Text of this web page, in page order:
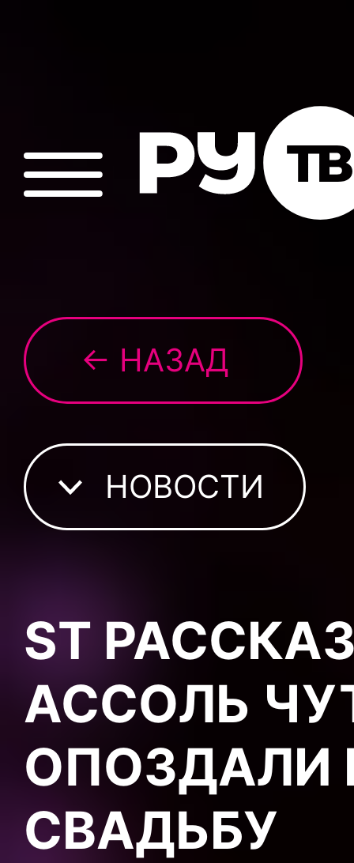
← НАЗАД
НОВОСТИ
ST
АССОЛЬ
ОПОЗДАЛИ
СВАДЬБУ